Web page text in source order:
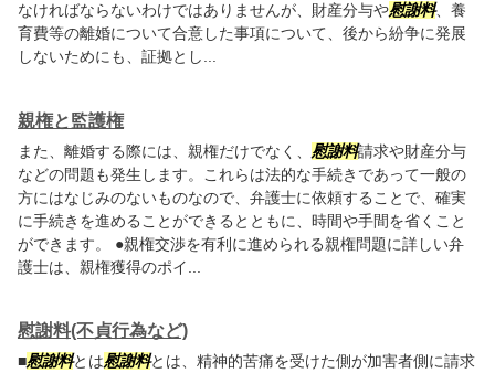
なければならないわけではありませんが、財産分与や慰謝料、養
育費等の離婚について合意した事項について、後から紛争に発展
しないためにも、証拠とし...
親権と監護権
また、離婚する際には、親権だけでなく、 慰謝料請求や財産分与
などの問題も発生します。これらは法的な手続きであって一般の
方にはなじみのないものなので、弁護士に依頼することで、確実
に手続きを進めることができるとともに、時間や手間を省くこと
ができます。 ●親権交渉を有利に進められる親権問題に詳しい弁
護士は、親権獲得のポイ...
慰謝料(不貞行為など)
■慰謝料とは慰謝料とは、精神的苦痛を受けた側が加害者側に請求